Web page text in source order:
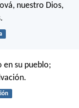
nuestro Dios,
en su pueblo;